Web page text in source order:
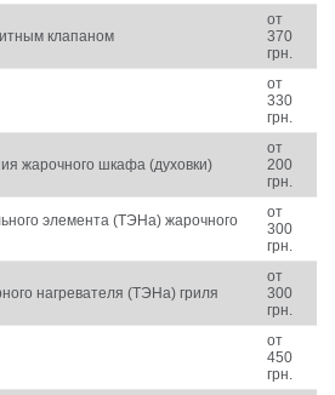
клапаном
от
370
грн.
от
330
грн.
жарочного шкафа (духовки)
от
200
грн.
элемента (ТЭНа) жарочного
от
300
грн.
нагревателя (ТЭНа) гриля
от
300
грн.
от
450
грн.